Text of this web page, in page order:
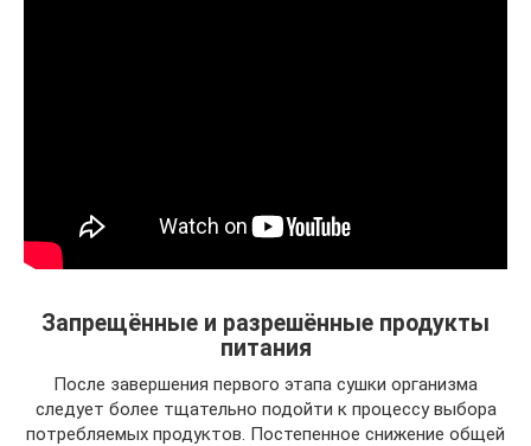
Запрещённые и разрешённые продукты
питания
После завершения первого этапа сушки организма
следует более тщательно подойти к процессу выбора
потребляемых продуктов. Постепенное снижение общей